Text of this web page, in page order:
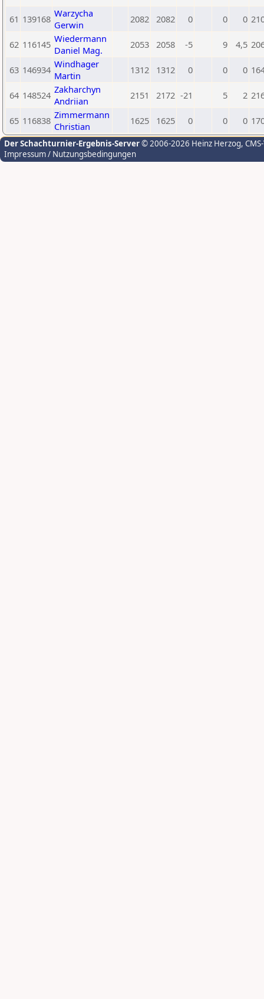
61 139168 Warzycha
Gerwin
2082 2082 0 0 0
62 116145 Wiedermann
Daniel Mag.
2053 2058 -5 9 4,5
63 146934 Windhager
Martin
1312 1312 0 0 0
64 148524 Zakharchyn
Andriian
2151 2172 -21 5 2
65 116838 Zimmermann
Christian
1625 1625 0 0 0
Der Schachturnier-Ergebnis-Server© 2006-2026 Heinz Herzog,
Impressum / Nutzungsbedingungen